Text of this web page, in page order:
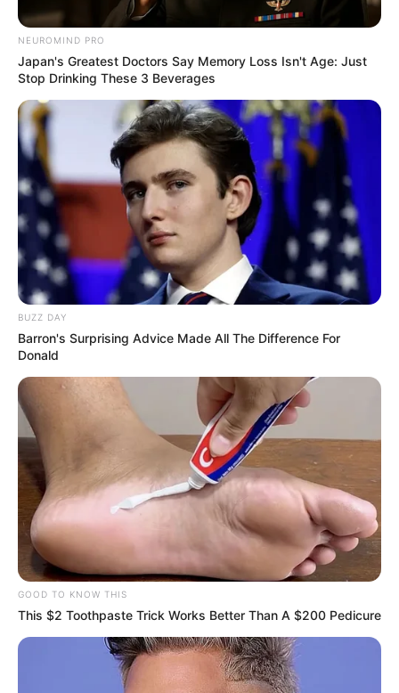
NEUROMIND PRO
Japan's Greatest Doctors Say Memory Loss Isn't Age: Just
Stop Drinking These 3 Beverages
BUZZ DAY
Barron's Surprising Advice Made All The Difference For
Donald
GOOD TO KNOW THIS
This $2 Toothpaste Trick Works Better Than A $200 Pedicure